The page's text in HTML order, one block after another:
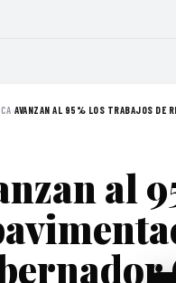
›AVANZAN AL 95% LOS TRABAJOS DE
al